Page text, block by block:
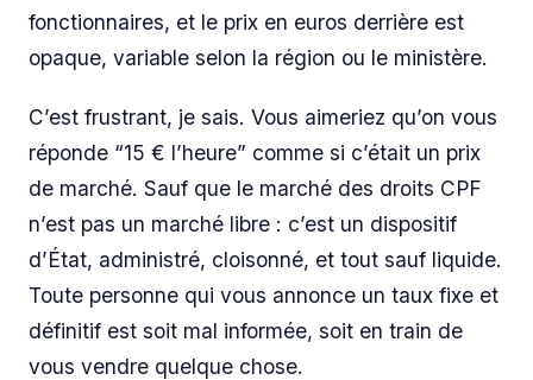
fonctionnaires, et le prix en euros derrière est
opaque, variable selon la région ou le ministère.
C’est frustrant, je sais. Vous aimeriez qu’on vous
réponde “15 € l’heure” comme si c’était un prix
de marché. Sauf que le marché des droits CPF
n’est pas un marché libre : c’est un dispositif
d’État, administré, cloisonné, et tout sauf liquide.
Toute personne qui vous annonce un taux fixe et
définitif est soit mal informée, soit en train de
vous vendre quelque chose.